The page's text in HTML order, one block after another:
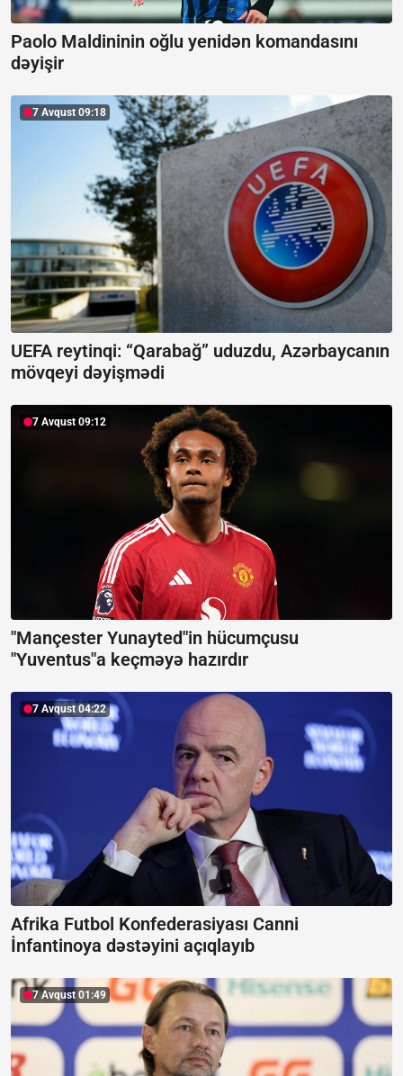
Paolo Maldininin oğlu yenidən komandasını
dəyişir
7 Avqust 09:18
UEFA reytinqi: “Qarabağ” uduzdu, Azərbaycanın
mövqeyi dəyişmədi
7 Avqust 09:12
"Mançester Yunayted"in hücumçusu
"Yuventus"a keçməyə hazırdır
7 Avqust 04:22
Afrika Futbol Konfederasiyası Canni
İnfantinoya dəstəyini açıqlayıb
7 Avqust 01:49